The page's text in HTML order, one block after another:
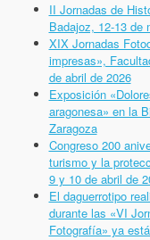
II Jornadas de
Badajoz, 12-13 de
XIX Jornadas
impresas»,
de abril de 2026
Exposición
aragonesa» en la
Zaragoza
Congreso 200
turismo y la
9 y 10 de abril de
El daguerrotipo
durante las «VI
Fotografía» ya